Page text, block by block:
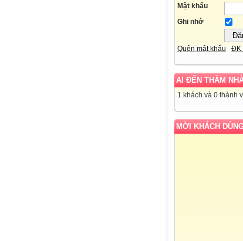
Mật khẩu
Ghi nhớ
Quên mật khẩu ĐK
AI ĐẾN THĂM
1 khách và 0 thành
MỜI KHÁCH